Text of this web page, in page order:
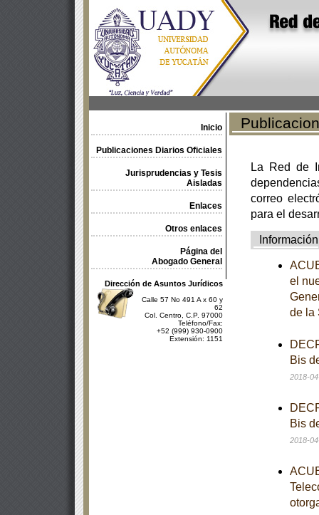
Inicio
Publicaciones Diarios Oficiales
Jurisprudencias y Tesis
Aisladas
Enlaces
Otros enlaces
Página del
Abogado General
Dirección de Asuntos Jurídicos
Calle 57 No 491 A x 60 y
62
Col. Centro, C.P. 97000
Teléfono/Fax:
+52 (999) 930-0900
Extensión: 1151
La Red de
correo
para el
Información
el
de la
Bis
2018-
Bis
2018-